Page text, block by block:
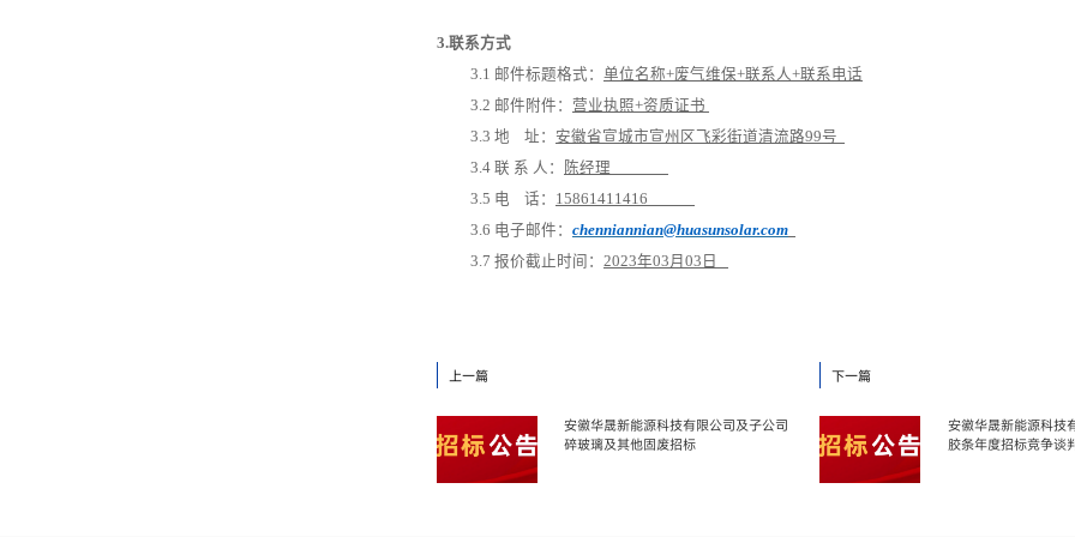
3.联系方式
3.1 邮件标题格式 ： 单位名称+废气维保+联系人+联系电话
3.2 邮件附件： 营业执照+资质证书
3.3 地 址： 安徽省宣城市宣州区飞彩街道清流路99号
3.4 联 系 人：
陈经理
3.5 电 话： 15861411416
3.6 电子邮件 ： chenniannian@huasunsolar.com
3.7 报价截止时间 ： 2023年03月 03 日
上一篇
安徽华晟新能源科技有限公司及子公司
碎玻璃及其他固废招标
下一篇
安徽华晟新能源科技
胶条年度招标竞争谈